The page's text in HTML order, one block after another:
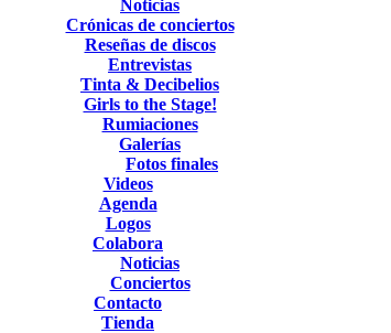
Noticias
Crónicas de conciertos
Reseñas de discos
Entrevistas
Tinta & Decibelios
Girls to the Stage!
Rumiaciones
Galerías
Fotos finales
Videos
Agenda
Logos
Colabora
Noticias
Conciertos
Contacto
Tienda